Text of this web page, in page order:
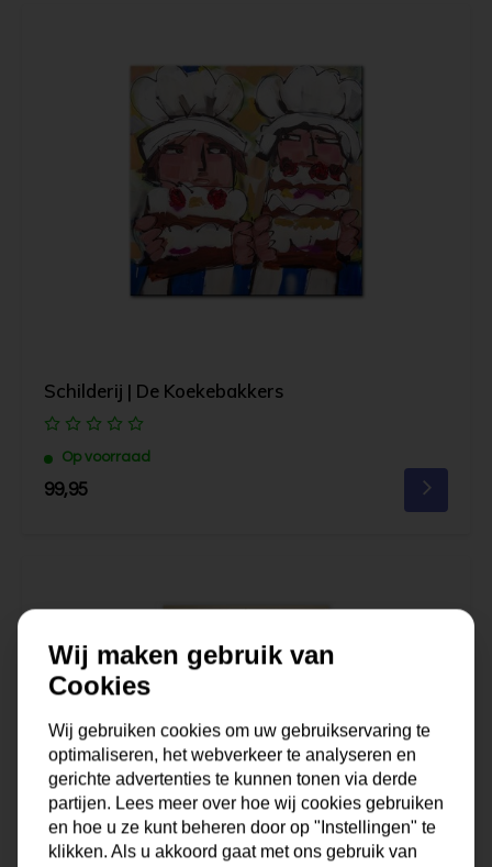
Schilderij | De Koekebakkers
Op voorraad
99,95
Wij maken gebruik van
Cookies
Wij gebruiken cookies om uw gebruikservaring te
optimaliseren, het webverkeer te analyseren en
gerichte advertenties te kunnen tonen via derde
partijen. Lees meer over hoe wij cookies gebruiken
en hoe u ze kunt beheren door op "Instellingen" te
klikken. Als u akkoord gaat met ons gebruik van